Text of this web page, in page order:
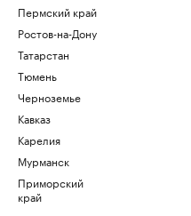
Пермский край
Ростов-на-Дону
Татарстан
Тюмень
Черноземье
Кавказ
Карелия
Мурманск
Приморский
край